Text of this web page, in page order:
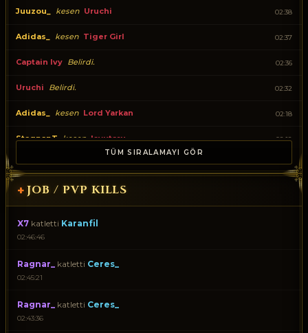
Juuzou_ kesen Uruchi 02:38
Adidas_ kesen Tiger Girl 02:37
Captain Ivy Belirdi. 02:36
Uruchi Belirdi. 02:32
Adidas_ kesen Lord Yarkan 02:18
StaqnanT kesen Isyutaru 02:18
Tiger Girl Belirdi. 02:14
StaqnanT kesen Demon Shaitan
Cerberus
Isyutaru Belirdi.
StaqnanT
TÜM SIRALAMAYI GÖR
+JOB / PVP KILLS
X7 katletti Karanfil
02:46:46
Ragnar_ katletti Ceres_
02:45:21
Ragnar_ katletti Ceres_
02:43:36